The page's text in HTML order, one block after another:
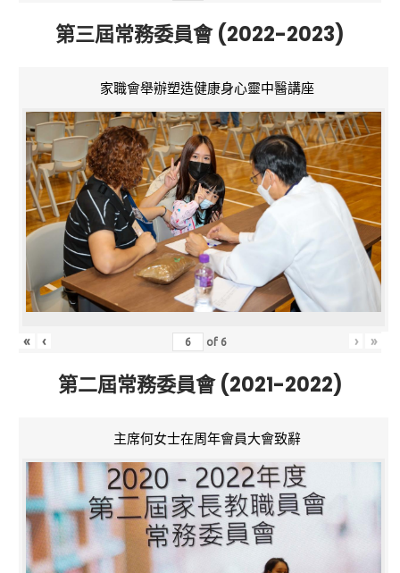
第三屆常務委員會 (2022-2023)
家職會舉辦塑造健康身心靈中醫講座
« ‹ of 6 › »
第二屆常務委員會 (2021-2022)
主席何女士在周年會員大會致辭